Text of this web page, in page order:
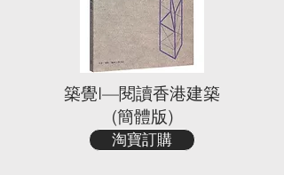
築覺I—閱讀香港建築
(簡體版)
淘寶訂購